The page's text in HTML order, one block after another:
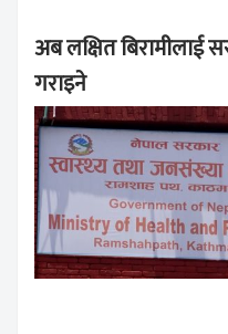
अब लक्षित बिरामीलाई
गराइने